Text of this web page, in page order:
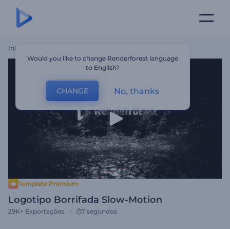
Início
Template Premium
Logotipo Borrifada Slow-Motion
29K+ Exportações 7 segundos
Would you like to change Renderforest language
to English?
CHANGE No, thanks